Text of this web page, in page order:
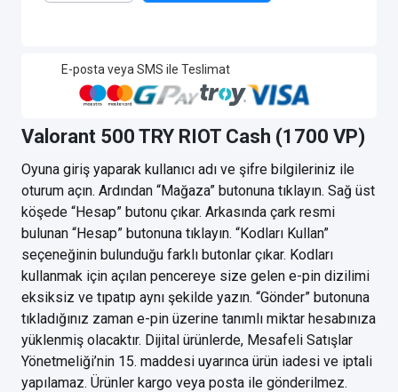
E-posta veya SMS ile Teslimat
Valorant 500 TRY RIOT Cash (1700 VP)
Oyuna giriş yaparak kullanıcı adı ve şifre bilgileriniz ile
oturum açın. Ardından “Mağaza” butonuna tıklayın. Sağ üst
köşede “Hesap” butonu çıkar. Arkasında çark resmi
bulunan “Hesap” butonuna tıklayın. “Kodları Kullan”
seçeneğinin bulunduğu farklı butonlar çıkar. Kodları
kullanmak için açılan pencereye size gelen e-pin dizilimi
eksiksiz ve tıpatıp aynı şekilde yazın. “Gönder” butonuna
tıkladığınız zaman e-pin üzerine tanımlı miktar hesabınıza
yüklenmiş olacaktır. Dijital ürünlerde, Mesafeli Satışlar
Yönetmeliği’nin 15. maddesi uyarınca ürün iadesi ve iptali
yapılamaz. Ürünler kargo veya posta ile gönderilmez.